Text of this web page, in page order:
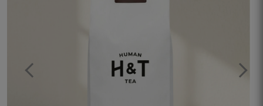
Previous Next